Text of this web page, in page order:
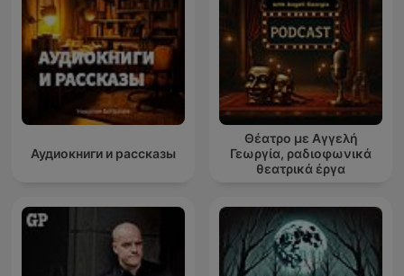
Аудиокниги и рассказы
Θέατρο με Αγγελή
Γεωργία, ραδιοφωνικά
θεατρικά έργα